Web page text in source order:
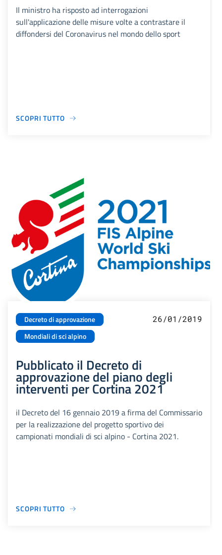
Il ministro ha risposto ad interrogazioni
sull'applicazione delle misure volte a contrastare il
diffondersi del Coronavirus nel mondo dello sport
SCOPRI TUTTO
Decreto di approvazione
Mondiali di sci alpino
26/01/2019
Pubblicato il Decreto di
approvazione del piano degli
interventi per Cortina 2021
il Decreto del 16 gennaio 2019 a firma del Commissario
per la realizzazione del progetto sportivo dei
campionati mondiali di sci alpino - Cortina 2021.
SCOPRI TUTTO